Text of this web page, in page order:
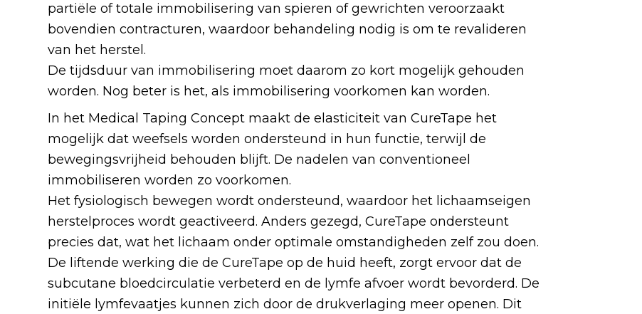
partiële of totale immobilisering van spieren of gewrichten veroorzaakt
bovendien contracturen, waardoor behandeling nodig is om te revalideren
van het herstel.
De tijdsduur van immobilisering moet daarom zo kort mogelijk gehouden
worden. Nog beter is het, als immobilisering voorkomen kan worden.
In het Medical Taping Concept maakt de elasticiteit van CureTape het
mogelijk dat weefsels worden ondersteund in hun functie, terwijl de
bewegingsvrijheid behouden blijft. De nadelen van conventioneel
immobiliseren worden zo voorkomen.
Het fysiologisch bewegen wordt ondersteund, waardoor het lichaamseigen
herstelproces wordt geactiveerd. Anders gezegd, CureTape ondersteunt
precies dat, wat het lichaam onder optimale omstandigheden zelf zou doen.
De liftende werking die de CureTape op de huid heeft, zorgt ervoor dat de
subcutane bloedcirculatie verbeterd en de lymfe afvoer wordt bevorderd. De
initiële lymfevaatjes kunnen zich door de drukverlaging meer openen. Dit